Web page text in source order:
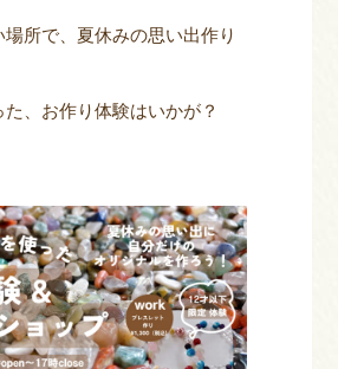
場所で、夏休みの思い出作り
、お作り体験はいかが？